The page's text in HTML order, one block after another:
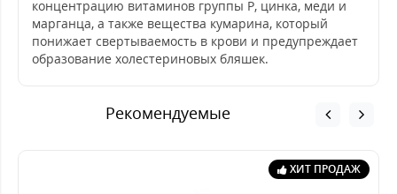
концентрацию витаминов группы Р, цинка, меди и
марганца, а также вещества кумарина, который
понижает свертываемость в крови и предупреждает
образование холестериновых бляшек.
Рекомендуемые
ХИТ ПРОДАЖ